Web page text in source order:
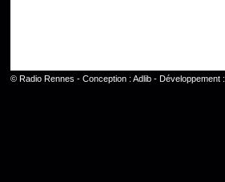
© Radio Rennes - Conception : Adlib- Développement :